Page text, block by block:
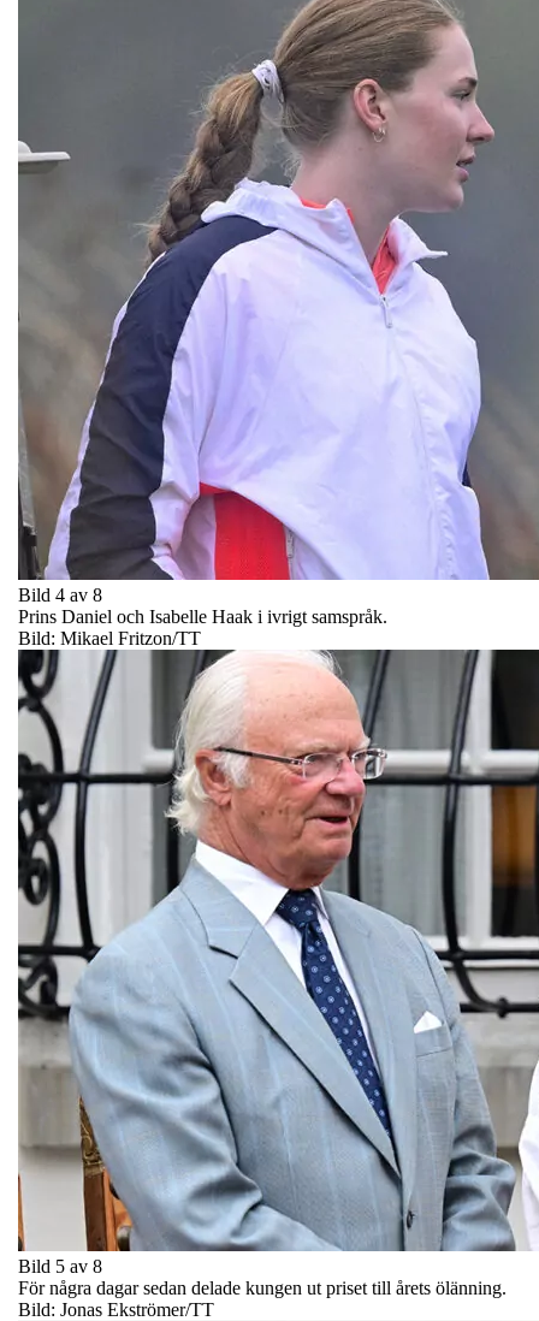
Bild 4 av 8
Prins Daniel och Isabelle Haak i ivrigt samspråk.
Bild: Mikael Fritzon/TT
Bild 5 av 8
För några dagar sedan delade kungen ut priset till årets ölänning.
Bild: Jonas Ekströmer/TT